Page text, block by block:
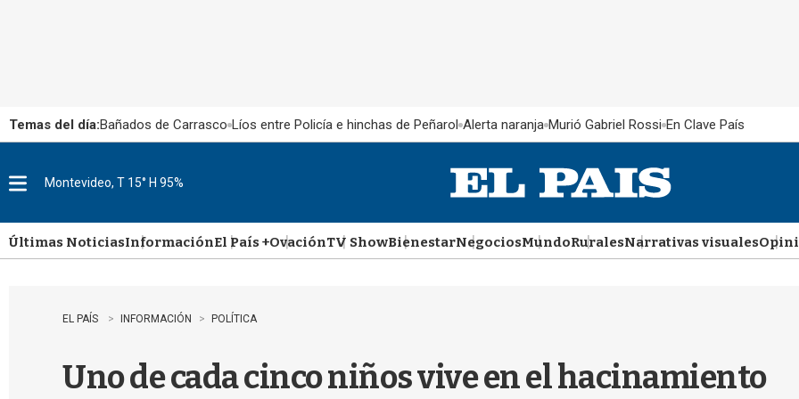
Temas del día:Bañados de Carrasco Líos entre Policía e hinchas de Peñarol Alerta naranja Murió Gabriel Rossi En Clave País
u
Montevideo, T 15° H 95%
Últimas NoticiasInformaciónEl País +OvaciónTV ShowBienestarNegociosMundoRuralesNarrativas visuales
EL PAÍS INFORMACIÓN POLÍTICA
Uno de cada cinco niños vive en el hacinamiento